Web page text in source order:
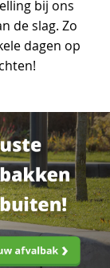
bij ons
de slag. Zo
dagen op